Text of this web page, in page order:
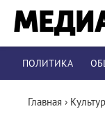
ПОЛИТИКА
Главная ›